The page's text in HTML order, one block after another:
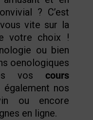
? C’est
vite sur la
votre choix !
ou bien
oenologiques
vos cours
également nos
ou encore
en ligne.